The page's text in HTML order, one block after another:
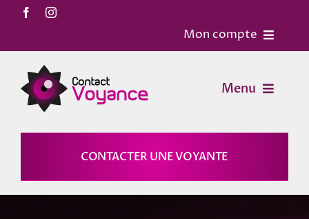
Passer
contenu
Mon compte
Mon Compte
Menu
Voyance
Horoscopes
CONTACTER UNE VOYANTE